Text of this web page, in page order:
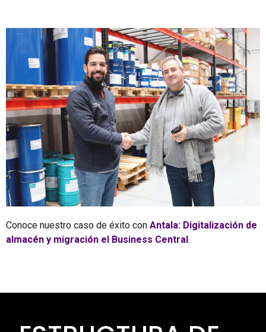
Conoce nuestro caso de éxito con Antala: Digitalización de
almacén y migración el Business Central.